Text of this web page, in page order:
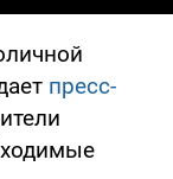
пресс-